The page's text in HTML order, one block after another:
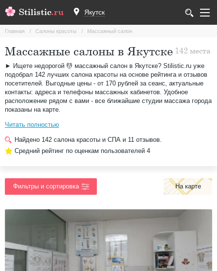
Stilistic.ru Якутск
Главная Салоны красоты Массажный салон
Массажные салоны в Якутске 142 места
► Ищете недорогой 💆 массажный салон в Якутске? Stilistic.ru уже
подобрал 142 лучших салона красоты на основе рейтинга и отзывов
посетителей. Выгодные цены - от 170 рублей за сеанс, актуальные
контакты: адреса и телефоны массажных кабинетов. Удобное
расположение рядом с вами - все ближайшие студии массажа города
показаны на карте.
Читать полностью
Найдено 142 салона красоты и СПА и 11 отзывов.
Средний рейтинг по оценкам пользователей 4
На карте